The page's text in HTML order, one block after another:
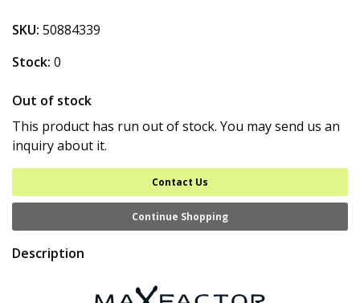
SKU: 50884339
Stock: 0
Out of stock
This product has run out of stock. You may send us an
inquiry about it.
Contact Us
Continue Shopping
Description